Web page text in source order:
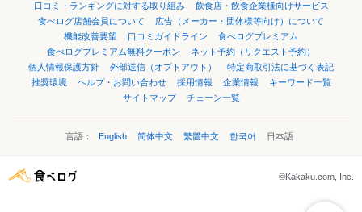
口コミ・ランキングに対する取り組み
飲食店・飲食企業様向けサービス
食べログ店舗会員について
広告（メーカー・団体様等向け）について
機能改善要望
口コミガイドライン
食べログプレミアム
食べログプレミアム無料クーポン
ネット予約（リクエスト予約）
個人情報保護方針
外部送信（オプトアウト）
特定商取引法に基づく表記
推奨環境
ヘルプ・お問い合わせ 採用情報 企業情報
キーワード一覧
サイトマップ
チェーン一覧
言語： English 简体中文 繁體中文 한국어 日本語
©Kakaku.com, Inc.